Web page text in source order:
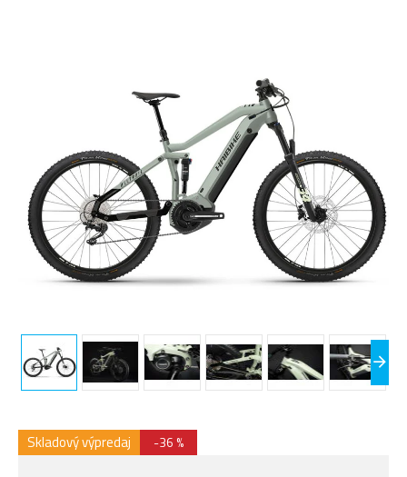
Skladový výpredaj -36 %